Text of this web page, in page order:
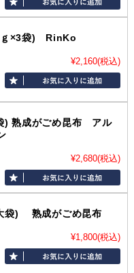
×3袋) RinKo
¥2,160(税込)
熟成がごめ昆布 アル
¥2,680(税込)
) 熟成がごめ昆布
¥1,800(税込)